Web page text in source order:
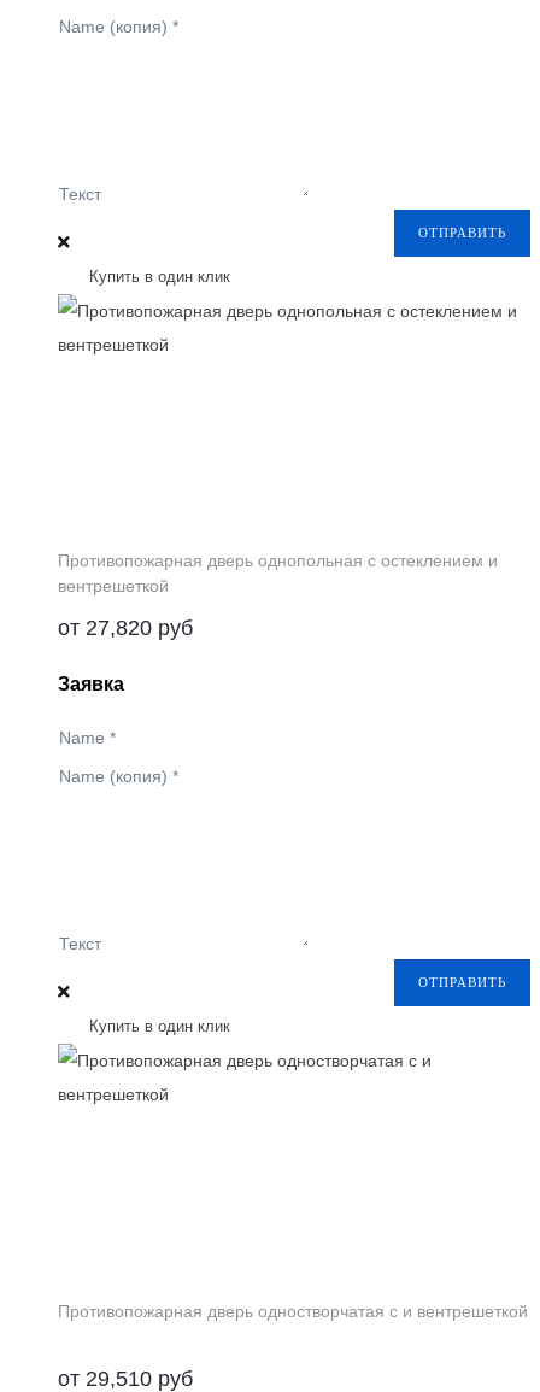
Name (копия) *
Текст
ОТПРАВИТЬ
Купить в один клик
Противопожарная дверь однопольная с остеклением и
вентрешеткой
от 27,820 руб
Заявка
Name *
Name (копия) *
Текст
ОТПРАВИТЬ
Купить в один клик
Противопожарная дверь одностворчатая с и вентрешеткой
от 29,510 руб